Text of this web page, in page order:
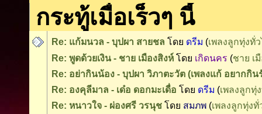
กระทู้เมื่อเร็วๆ นี้
Re: แก้มนวล - บุปผา สายชล โดย ดรีม (เพลงลูกทุ่งทั่
Re: พูดด้วยเงิน - ชาย เมืองสิงห์โดย เกิดนคร (ชาย เ
Re: อย่ากินน้อง - บุปผา วิภาตะวัต (เพลงแก้ อยากกิน
Re: องคุลีมาล - เด๋อ ดอกมะเดื่อ โดย ดรีม (เพลงลูกทุ่
Re: หนาวใจ - ผ่องศรี วรนุชโดย สมภพ(เพลงลูกทุ่งทั่